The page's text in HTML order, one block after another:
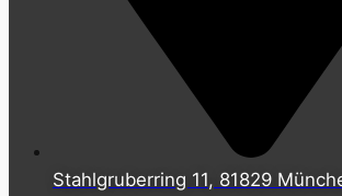
Stahlgruberring 11, 81829